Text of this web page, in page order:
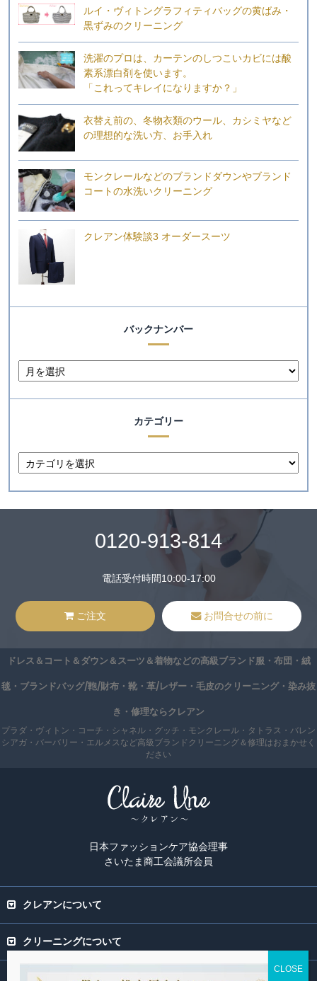
ルイ・ヴィトングラフィティバッグの黄ばみ・
黒ずみのクリーニング
洗濯のプロは、カーテンのしつこいカビには酸
素系漂白剤を使います。
「これってキレイになりますか？」
衣替え前の、冬物衣類のウール、カシミヤなど
の理想的な洗い方、お手入れ
モンクレールなどのブランドダウンやブランド
コートの水洗いクリーニング
クレアン体験談3 オーダースーツ
バックナンバー
カテゴリー
0120-913-814
電話受付時間10:00-17:00
ご注文 お問合せの前に
ドレス＆コート＆ダウン＆スーツ＆着物などの高級ブランド服・布団・絨
毯・ブランドバッグ/鞄/財布・靴・革/レザー・毛皮のクリーニング・染み抜
き・修理ならクレアン
プラダ・ヴィトン・コーチ・シャネル・グッチ・モンクレール・タトラス・バレン
シアガ・バーバリー・エルメスなど高級ブランドクリーニング＆修理はおまかせく
ださい
日本ファッションケア協会理事
さいたま商工会議所会員
クレアンについて
クリーニングについて
専門ページ